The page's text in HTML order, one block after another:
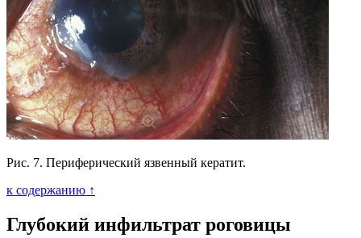
Рис. 7. Периферический язвенный кератит.
к содержанию ↑
Глубокий инфильтрат роговицы